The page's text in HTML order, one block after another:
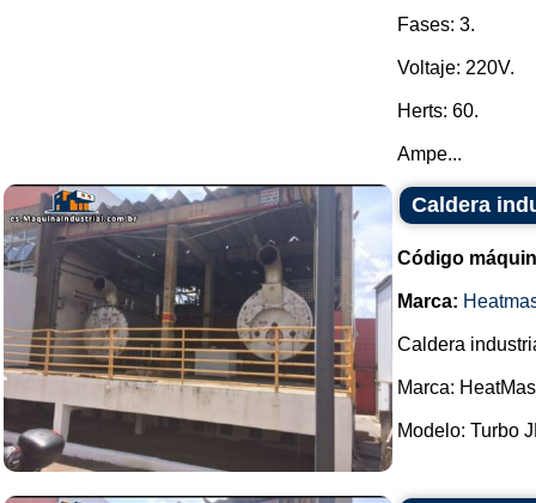
Fases: 3.
Voltaje: 220V.
Herts: 60.
Ampe...
Caldera
Código
Marca:
Caldera
Marca:
Modelo: Turbo